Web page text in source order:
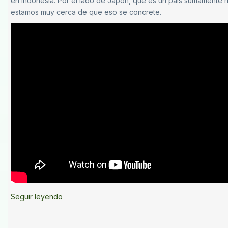
estamos muy cerca de que eso se concrete.
Seguir leyendo